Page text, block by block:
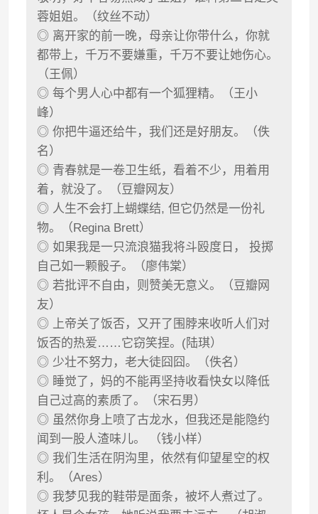
蓉姐姐。（纹丝不动）
◎ 离开家的前一晚，母亲让你带什么，你就
都带上，千万不要嫌重，千万不要让她伤心。
（王佩）
◎ 每个男人心中都有一个狐狸精。（王小
峰）
◎ 你把牛逼还给牛，我们还是好朋友。（佚
名）
◎ 青春就是一卷卫生纸，看着不少，用着用
着，就没了。（豆瓣网友）
◎ 人生不会打上蝴蝶结, 但它仍然是一份礼
物。（Regina Brett）
◎ 如果我是一只流浪猫我将斗殴度日， 投掷
自己如一颗骰子。（廖伟棠）
◎ 若批评不自由，则赞美无意义。（豆瓣网
友）
◎ 上帝关了饭否，又开了围脖来收听人们对
饭否的热爱……它窃笑捏。(陆琪）
◎ 少壮不努力，老大徒囧囧。（佚名）
◎ 睡觉了，妈的不能再坚持收看快女以降低
自己过高的素质了。（宋石男）
◎ 虽然你身上喷了古龙水，但我还是能隐约
闻到一股人渣味儿。 （钱小样）
◎ 我们生活在阴沟里，依然有仰望星空的权
利。（Ares）
◎ 我梦见我的鞋带是面条，被坏人煮过了。